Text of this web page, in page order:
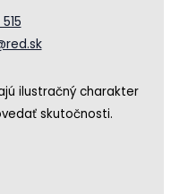
ilustračný charakter
skutočnosti.